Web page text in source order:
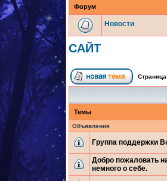
Форум
Новости
САЙТ
Страница
Темы
Объявления
Группа поддержки
Добро пожаловать
немного о себе.